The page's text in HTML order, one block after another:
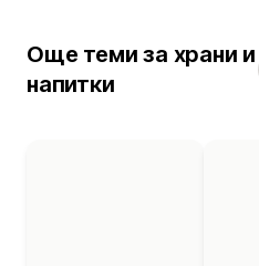
Още теми за храни и
напитки